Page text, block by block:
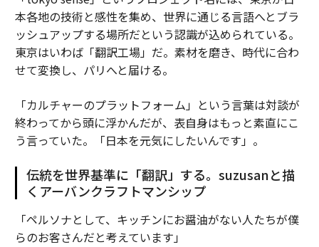
本各地の技術と感性を集め、世界に通じる言語へとブラ
ッシュアップする場所だという認識が込められている。
東京はいわば「翻訳工場」だ。素材を磨き、時代に合わ
せて変換し、パリへと届ける。
「カルチャーのプラットフォーム」という言葉は対談が
終わってから頭に浮かんだが、表自身はもっと素直にこ
う言っていた。「日本を元気にしたいんです」。
伝統を世界基準に「翻訳」する。suzusanと描
くアーバンクラフトマンシップ
「ペルソナとして、キッチンにお醤油がない人たちが僕
らのお客さんだと考えています」